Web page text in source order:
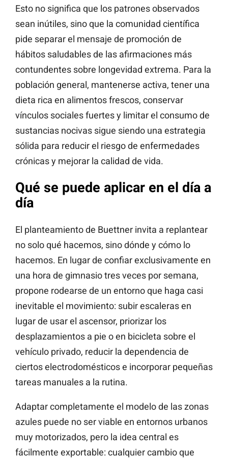
Esto no significa que los patrones observados
sean inútiles, sino que la comunidad científica
pide separar el mensaje de promoción de
hábitos saludables de las afirmaciones más
contundentes sobre longevidad extrema. Para la
población general, mantenerse activa, tener una
dieta rica en alimentos frescos, conservar
vínculos sociales fuertes y limitar el consumo de
sustancias nocivas sigue siendo una estrategia
sólida para reducir el riesgo de enfermedades
crónicas y mejorar la calidad de vida.
Qué se puede aplicar en el día a
día
El planteamiento de Buettner invita a replantear
no solo qué hacemos, sino dónde y cómo lo
hacemos. En lugar de confiar exclusivamente en
una hora de gimnasio tres veces por semana,
propone rodearse de un entorno que haga casi
inevitable el movimiento: subir escaleras en
lugar de usar el ascensor, priorizar los
desplazamientos a pie o en bicicleta sobre el
vehículo privado, reducir la dependencia de
ciertos electrodomésticos e incorporar pequeñas
tareas manuales a la rutina.
Adaptar completamente el modelo de las zonas
azules puede no ser viable en entornos urbanos
muy motorizados, pero la idea central es
fácilmente exportable: cualquier cambio que